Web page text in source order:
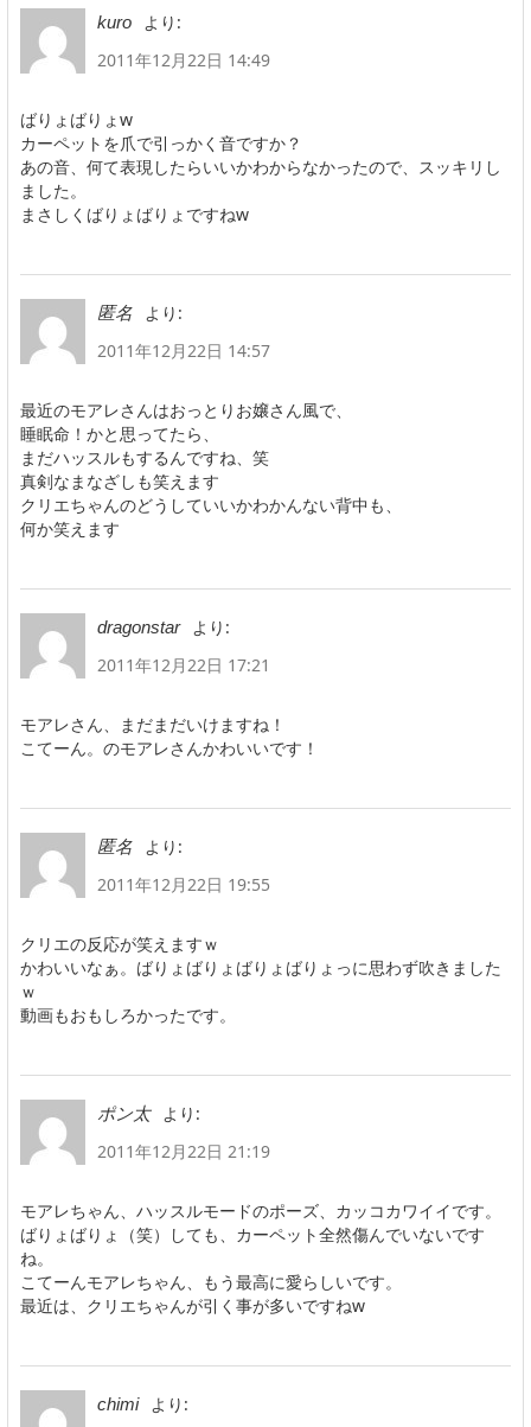
kuro
より:
2011年12月22日 14:49
ばりょばりょw
カーペットを爪で引っかく音ですか？
あの音、何て表現したらいいかわからなかったので、スッキリし
ました。
まさしくばりょばりょですねw
匿名
より:
2011年12月22日 14:57
最近のモアレさんはおっとりお嬢さん風で、
睡眠命！かと思ってたら、
まだハッスルもするんですね、笑
真剣なまなざしも笑えます
クリエちゃんのどうしていいかわかんない背中も、
何か笑えます
dragonstar
より:
2011年12月22日 17:21
モアレさん、まだまだいけますね！
こてーん。のモアレさんかわいいです！
匿名
より:
2011年12月22日 19:55
クリエの反応が笑えますｗ
かわいいなぁ。ばりょばりょばりょばりょっに思わず吹きました
ｗ
動画もおもしろかったです。
ポン太
より:
2011年12月22日 21:19
モアレちゃん、ハッスルモードのポーズ、カッコカワイイです。
ばりょばりょ（笑）しても、カーペット全然傷んでいないです
ね。
こてーんモアレちゃん、もう最高に愛らしいです。
最近は、クリエちゃんが引く事が多いですねw
chimi
より: